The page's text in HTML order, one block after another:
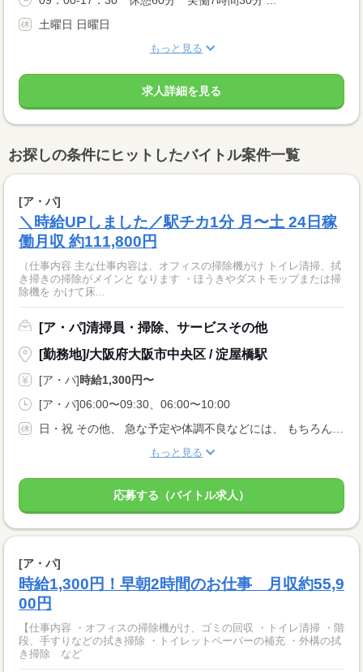
土曜日 日曜日
もっと見る
求人詳細を見る
お探しの条件にヒットしたバイトル案件一覧
[ア・パ]
＼時給UPしました／駅チカ1分 月〜土 24日稼
働月収 約111,800円
（仕事内容 主な仕事内容は、オフィスの掃除機がけ トイレ清掃、拭
き掃きの掃除がメインと なります ・ほうきやダストモップまたは掃
除機を かけて床...
[ア・パ]清掃員・掃除、サービスその他
[勤務地]/大阪府大阪市中央区 / 淀屋橋駅
[ア・パ]時給1,300円〜
[ア・パ]06:00〜09:30、06:00〜10:00
もっと見る
応募する（バイトル求人）
[ア・パ]
時給1,300円！早朝2時間のお仕事 月収約55,9
00円
【仕事内容 ・オフィスの掃除機がけ、ゴミの回収 ・トイレ清掃 ・階
段、手すりなどの拭き掃除 ・トイレットペーパーの補充 ・外構の拭
き掃除 など